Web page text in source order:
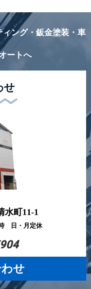
ング・鈑金塗装・車
ートへ
せ
水町11-1
日・月定休
せ